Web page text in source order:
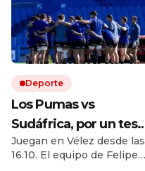
Deporte
Los Pumas vs
Sudáfrica, por un test
match EN VIVO: a qué
hora juegan,
Juegan en Vélez desde las
16.10. El equipo de Felipe